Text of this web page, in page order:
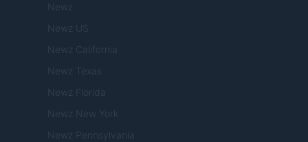
Newz
Newz US
Newz California
Newz Texas
Newz Florida
Newz New York
Newz Pennsylvania